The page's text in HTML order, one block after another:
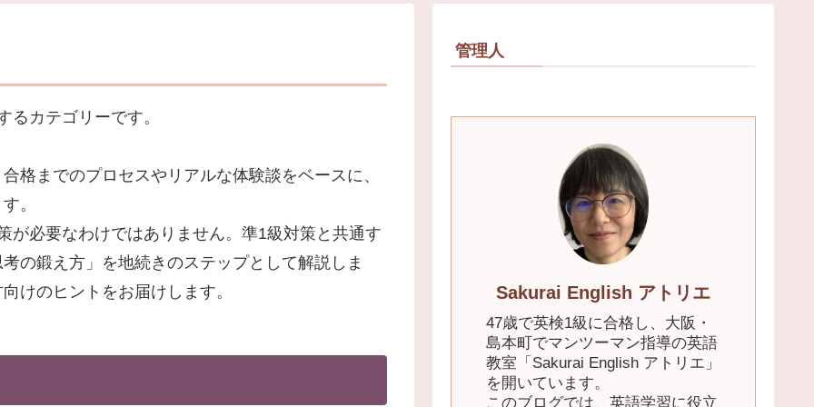
カテゴリーです。
格までのプロセスやリアルな体験談をベースに、
。
が必要なわけではありません。準1級対策と共通す
の鍛え方」を地続きのステップとして解説しま
けのヒントをお届けします。
管理人
Sakurai English アトリエ
47歳で英検1級に合格し、大阪・
島本町でマンツーマン指導の英語
教室「Sakurai English アトリエ」
を開いています。
このブログでは、英語学習に役立